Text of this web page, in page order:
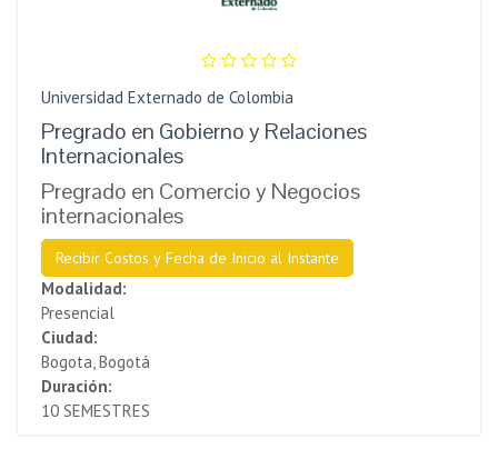
Universidad Externado de Colombia
Pregrado en Gobierno y Relaciones
Internacionales
Pregrado en Comercio y Negocios
internacionales
Recibir Costos y Fecha de Inicio al Instante
Modalidad:
Presencial
Ciudad:
Bogota, Bogotá
Duración:
10 SEMESTRES